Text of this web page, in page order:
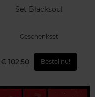
Set Blacksoul
Geschenkset
€ 102,50 Bestel nu!